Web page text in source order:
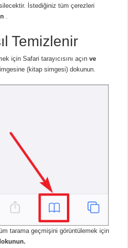
İstediğiniz tüm çerezleri
.
Temizlenir
için Safari tarayıcısını açınve
(kitap simgesi) dokunun.
tarama geçmişini görüntülemek için